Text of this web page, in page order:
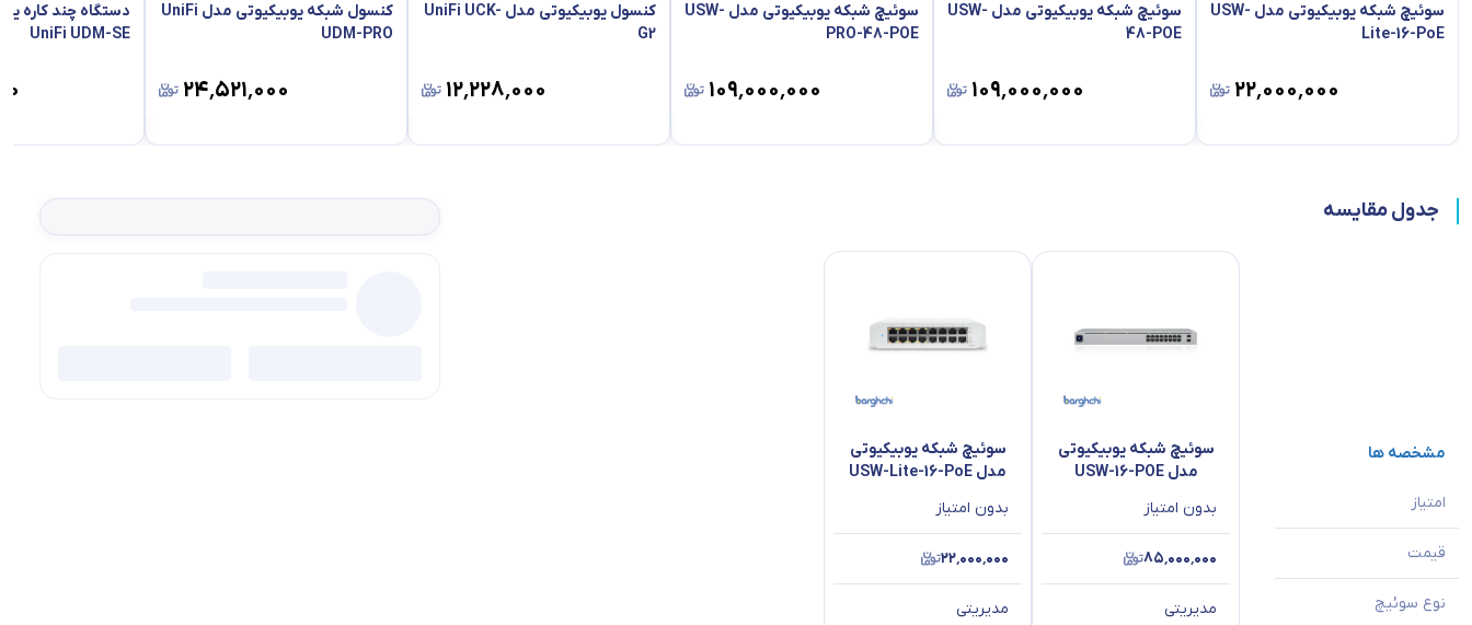
سوئیچ شبکه یوبیکیوتی مدل USW-
Lite-16-PoE
۲۲٬۰۰۰٬۰۰۰
سوئیچ شبکه یوبیکیوتی مدل USW-
48-POE
۱۰۹٬۰۰۰٬۰۰۰
سوئیچ شبکه یوبیکیوتی مدل USW-
PRO-48-POE
۱۰۹٬۰۰۰٬۰۰۰
کنسول یوبیکیوتی مدل UniFi UCK-
G2
۱۲٬۲۲۸٬۰۰۰
کنسول شبکه یوبیکیوتی مدل UniFi
UDM-PRO
۲۴٬۵۲۱٬۰۰۰
دستگاه چند کاره
UniFi UDM-SE
جدول مقایسه
مشخصه ها
امتیاز
قیمت
نوع سوئیچ
سوئیچ شبکه یوبیکیوتی
مدل USW-16-POE
بدون امتیاز
۸۵٬۰۰۰٬۰۰۰
مدیریتی
سوئیچ شبکه یوبیکیوتی
مدل USW-Lite-16-PoE
بدون امتیاز
۲۲٬۰۰۰٬۰۰۰
مدیریتی